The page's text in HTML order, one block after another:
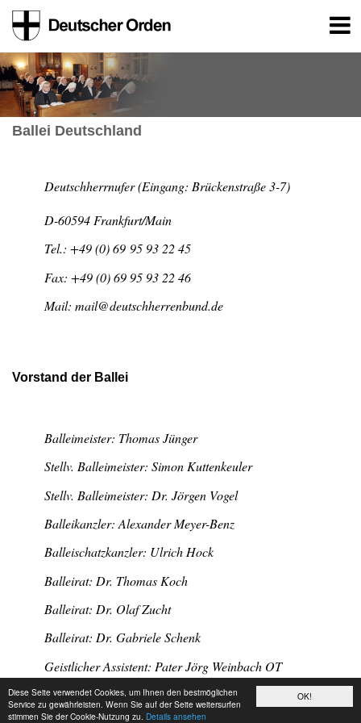
OK!
Diese Seite verwendet Cookies, um Ihnen den bestmöglichen
Service zu gewährleisten. Wenn Sie auf der Seite weitersurfen
stimmen Sie der Cookie-Nutzung zu. Details ansehen
Ballei Deutschland
Deutschherrnufer (Eingang: Brückenstraße 3-7)
D-60594 Frankfurt/Main
Tel.: +49 (0) 69 95 93 22 45
Fax: +49 (0) 69 95 93 22 46
Mail: mail@deutschherrenbund.de
Vorstand der Ballei
Balleimeister: Thomas Jünger
Stellv. Balleimeister: Simon Kuttenkeuler
Stellv. Balleimeister: Dr. Jörgen Vogel
Balleikanzler: Alexander Meyer-Benz
Balleischatzkanzler: Ulrich Hock
Balleirat: Dr. Thomas Koch
Balleirat: Dr. Olaf Zucht
Balleirat: Dr. Gabriele Schenk
Geistlicher Assistent: Pater Jörg Weinbach OT